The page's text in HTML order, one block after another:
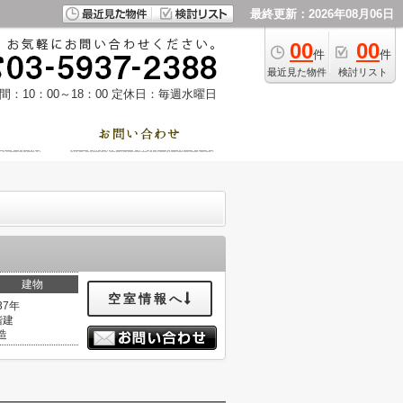
最終更新：2026年08月06日
00件
最近見た物件
00件
検討リスト
：10：00～18：00 定休日：毎週水曜日
建物
年
建
空室情報へ